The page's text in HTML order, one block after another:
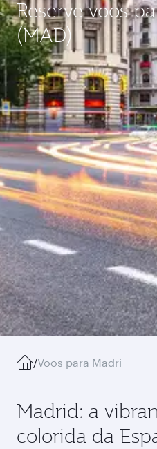
Reserve voos
(MAD)
/Voos para Madri
Madrid: a
colorida da